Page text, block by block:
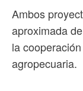
Ambos
aproximada
la
agropecuaria.